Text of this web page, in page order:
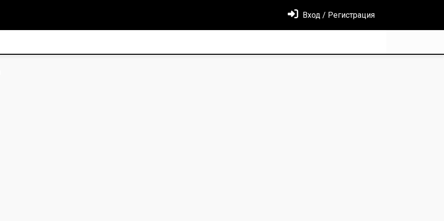
Вход / Регистрация